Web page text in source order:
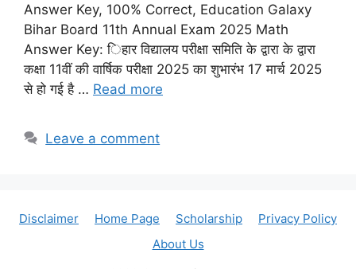
Answer Key, 100% Correct, Education Galaxy
Bihar Board 11th Annual Exam 2025 Math
Answer Key: िहार विद्यालय परीक्षा समिति के द्वारा के द्वारा
कक्षा 11वीं की वार्षिक परीक्षा 2025 का शुभारंभ 17 मार्च 2025
से हो गई है … Read more
Leave a comment
Disclaimer Home Page Scholarship
Privacy Policy
About Us